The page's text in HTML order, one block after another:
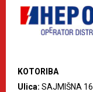
KOTORIBA
Ulica: SAJMIŠNA 16.